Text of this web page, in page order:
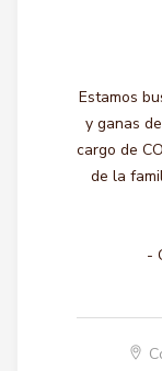
Estamos
y ganas
cargo de
de la
-